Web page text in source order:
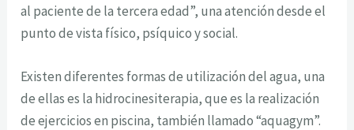
al paciente de la tercera edad”, una atención desde el
punto de vista físico, psíquico y social.
Existen diferentes formas de utilización del agua, una
de ellas es la hidrocinesiterapia, que es la realización
de ejercicios en piscina, también llamado “aquagym”.